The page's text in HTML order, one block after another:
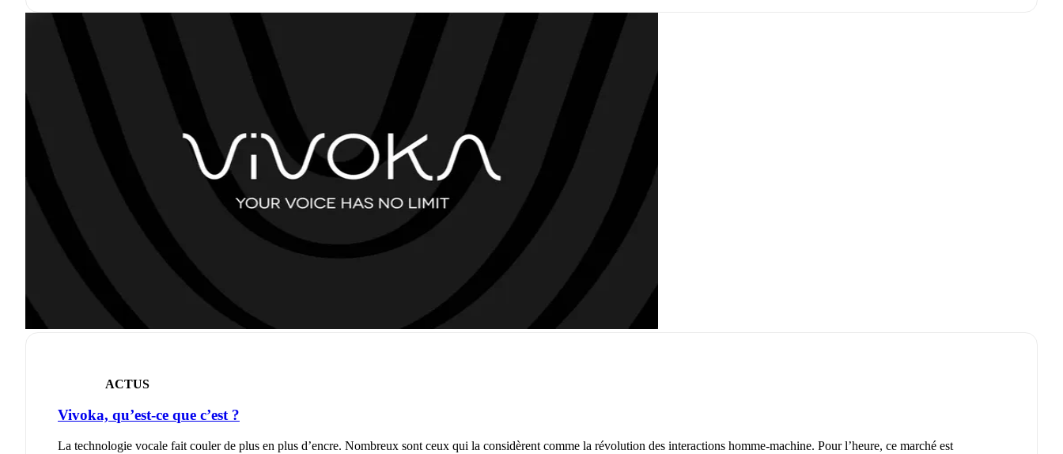
ACTUS
Vivoka, qu’est-ce que c’est ?
La technologie vocale fait couler de plus en plus d’encre. Nombreux sont ceux qui la considèrent comme la révolution des interactions homme-machine. Pour l’heure, ce marché est